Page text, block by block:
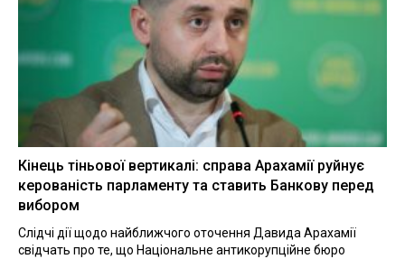
Кінець тіньової вертикалі: справа Арахамії руйнує
керованість парламенту та ставить Банкову перед
вибором
Слідчі дії щодо найближчого оточення Давида Арахамії
свідчать про те, що Національне антикорупційне бюро